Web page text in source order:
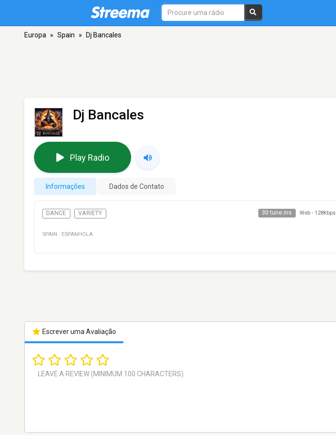
Europa » Spain » Dj Bancales
Dj Bancales
Play Radio
Informações Dados de Contato
DANCE VARIETY 30 tune ins Web - 128Kbps
SPAIN · ESPANHOLA
Escrever uma Avaliação